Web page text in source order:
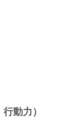
動力）